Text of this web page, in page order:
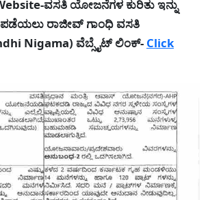
ವಸತಿ ಯೋಜನೆಗಳ ಕುರಿತು ಇನ್ನು
ಪಡೆಯಲು ರಾಜೀವ್ ಗಾಂಧಿ ವಸತಿ
Nigama) ವೆಬ್ಸೈಟ್ ಲಿಂಕ್- Click